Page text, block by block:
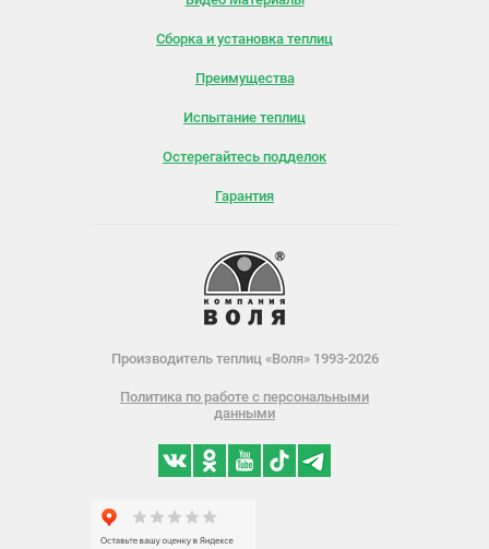
Сборка и установка теплиц
Преимущества
Испытание теплиц
Остерегайтесь подделок
Гарантия
Производитель теплиц «Воля» 1993-2026
Политика по работе с персональными
данными